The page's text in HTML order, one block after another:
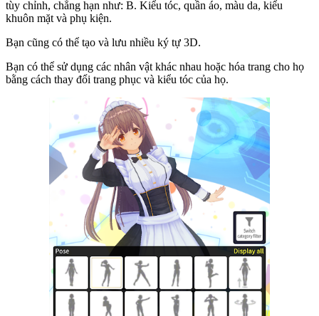
tùy chỉnh, chẳng hạn như: B. Kiểu tóc, quần áo, màu da, kiểu
khuôn mặt và phụ kiện.
Bạn cũng có thể tạo và lưu nhiều ký tự 3D.
Bạn có thể sử dụng các nhân vật khác nhau hoặc hóa trang cho họ
bằng cách thay đổi trang phục và kiểu tóc của họ.